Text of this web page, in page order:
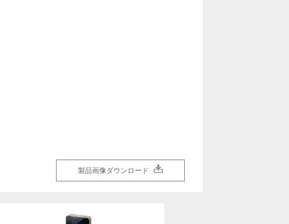
製品画像ダウンロード
製品画像ダウンロード
製品画像ダウンロード
製品画像ダウンロード
製品画像ダウンロード
製品画像ダウンロード
製品画像ダウンロード
製品画像ダウンロード
製品画像ダウンロード
製品画像ダウンロード
製品画像ダウンロード
製品画像ダウンロード